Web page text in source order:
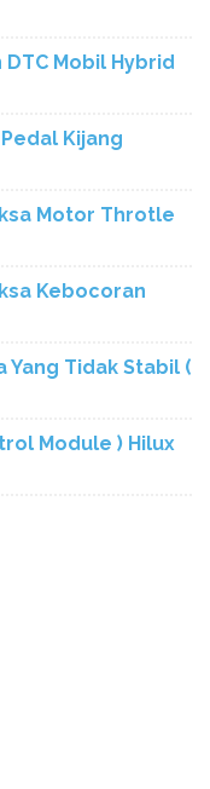
Mobil Hybrid
Kijang
Motor Throtle
Kebocoran
Yang Tidak Stabil (
Module ) Hilux